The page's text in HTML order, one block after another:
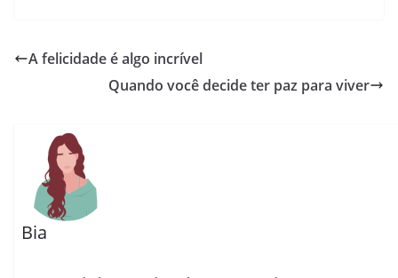
A felicidade é algo incrível
Quando você decide ter paz para viver
Bia